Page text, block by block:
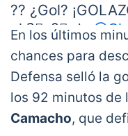
?? ¿Gol?
el 2⃣-0⃣ de
de la CONMEBOL
⚽️?? Con una
logró su ? gol
campeón con el
En los últimos
chances para
Defensa selló la
los 92 minutos de
Camacho, que